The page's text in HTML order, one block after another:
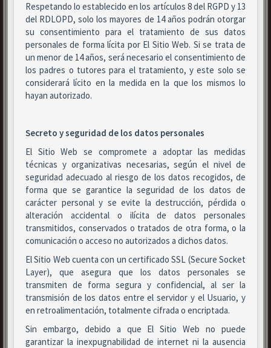
Respetando lo establecido en los artículos 8 del RGPD y 13
del RDLOPD, solo los mayores de 14 años podrán otorgar
su consentimiento para el tratamiento de sus datos
personales de forma lícita por El Sitio Web. Si se trata de
un menor de 14 años, será necesario el consentimiento de
los padres o tutores para el tratamiento, y este solo se
considerará lícito en la medida en la que los mismos lo
hayan autorizado.
Secreto y seguridad de los datos personales
El Sitio Web se compromete a adoptar las medidas
técnicas y organizativas necesarias, según el nivel de
seguridad adecuado al riesgo de los datos recogidos, de
forma que se garantice la seguridad de los datos de
carácter personal y se evite la destrucción, pérdida o
alteración accidental o ilícita de datos personales
transmitidos, conservados o tratados de otra forma, o la
comunicación o acceso no autorizados a dichos datos.
El Sitio Web cuenta con un certificado SSL (Secure Socket
Layer), que asegura que los datos personales se
transmiten de forma segura y confidencial, al ser la
transmisión de los datos entre el servidor y el Usuario, y
en retroalimentación, totalmente cifrada o encriptada.
Sin embargo, debido a que El Sitio Web no puede
garantizar la inexpugnabilidad de internet ni la ausencia